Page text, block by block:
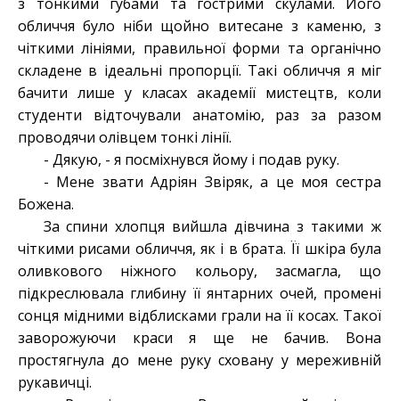
з тонкими губами та гострими скулами. Його
обличчя було ніби щойно витесане з каменю, з
чіткими лініями, правильної форми та органічно
складене в ідеальні пропорції. Такі обличчя я міг
бачити лише у класах академії мистецтв, коли
студенти відточували анатомію, раз за разом
проводячи олівцем тонкі лінії.
- Дякую, - я посміхнувся йому і подав руку.
- Мене звати Адріян Звіряк, а це моя сестра
Божена.
За спини хлопця вийшла дівчина з такими ж
чіткими рисами обличчя, як і в брата. Її шкіра була
оливкового ніжного кольору, засмагла, що
підкреслювала глибину її янтарних очей, промені
сонця мідними відблисками грали на її косах. Такої
заворожуючи краси я ще не бачив. Вона
простягнула до мене руку сховану у мереживній
рукавичці.